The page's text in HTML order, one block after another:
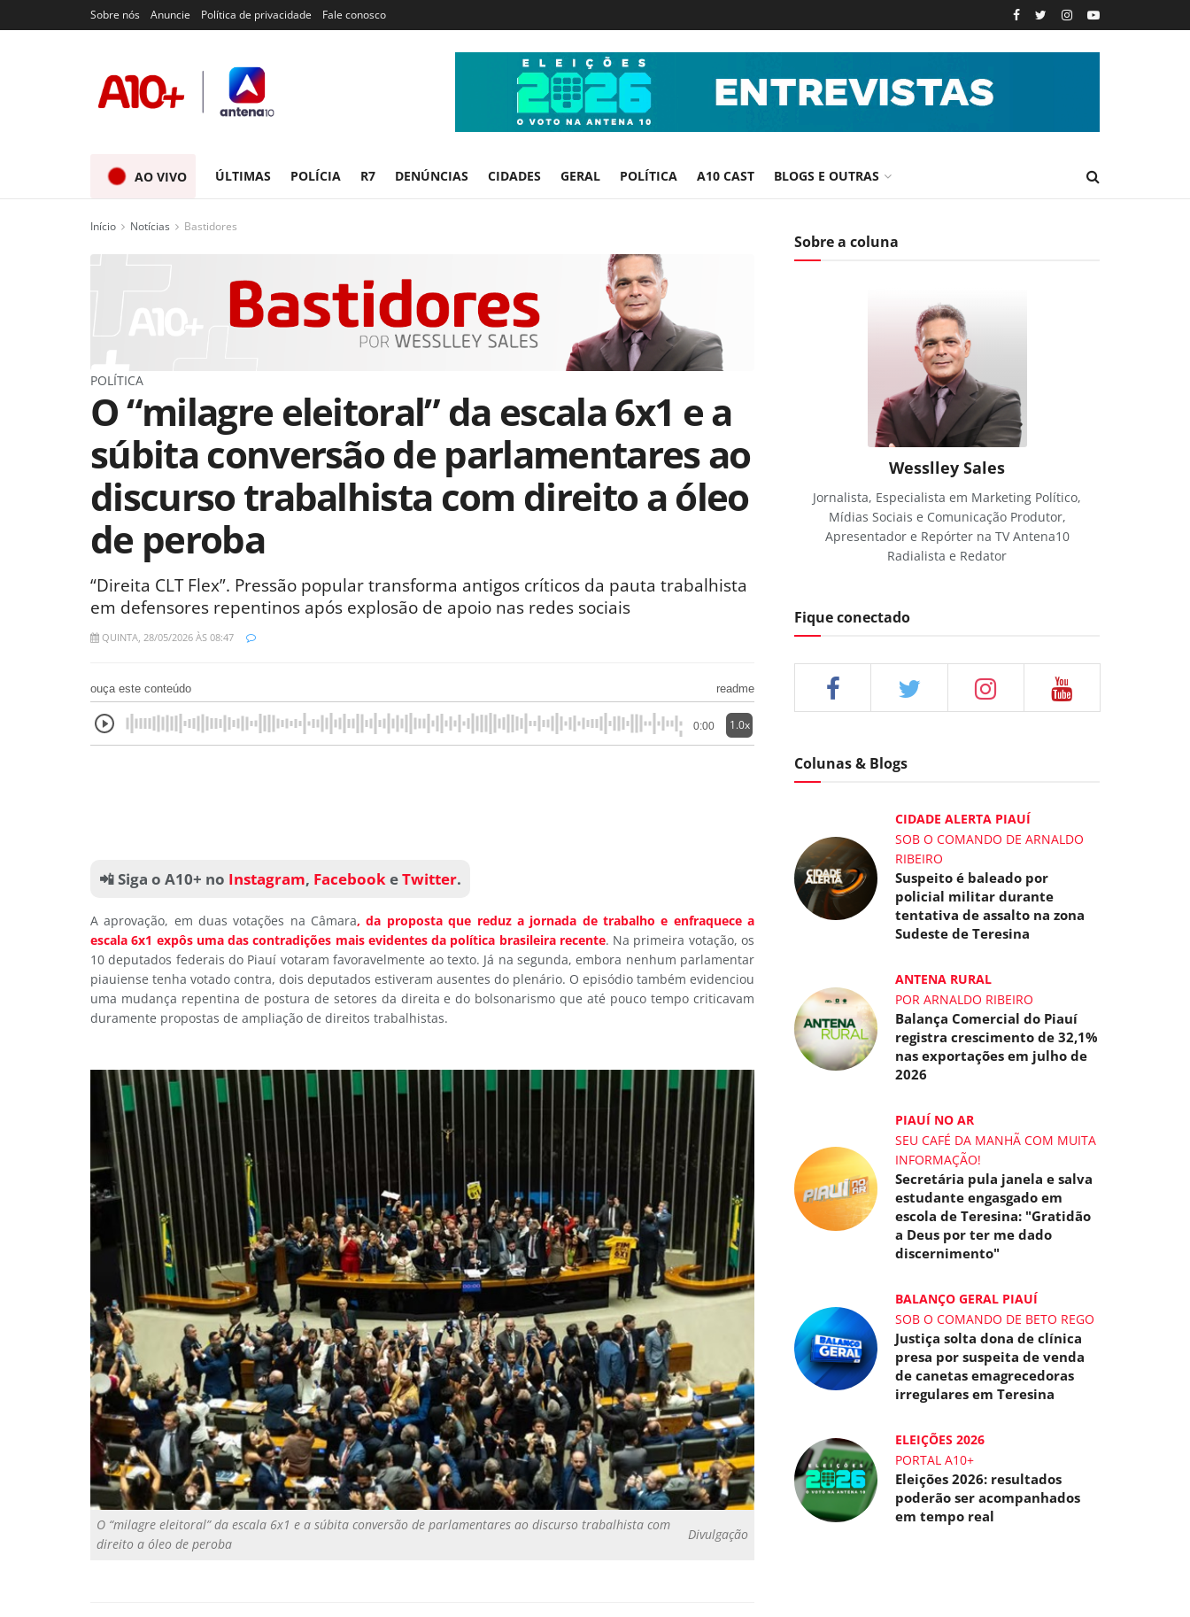
Sobre nós Anuncie Política de privacidade Fale conosco
AO VIVO ÚLTIMAS POLÍCIA R7 DENÚNCIAS CIDADES GERAL POLÍTICA A10 CAST BLOGS E OUTRAS
Início Notícias Bastidores
POLÍTICA
O “milagre eleitoral” da escala 6x1 e a
súbita conversão de parlamentares ao
discurso trabalhista com direito a óleo
de peroba
“Direita CLT Flex”. Pressão popular transforma antigos críticos da pauta trabalhista
em defensores repentinos após explosão de apoio nas redes sociais
QUINTA, 28/05/2026 ÀS 08:47
ouça este conteúdo readme
0:00 1.0x
📲 Siga o A10+ no Instagram, FacebookeTwitter.
A aprovação, em duas votações na Câmara, da proposta que reduz a jornada de trabalho e enfraquece a
escala 6x1 expôs uma das contradições mais evidentes da política brasileira recente. Na primeira votação, os
10 deputados federais do Piauí votaram favoravelmente ao texto. Já na segunda, embora nenhum parlamentar
piauiense tenha votado contra, dois deputados estiveram ausentes do plenário. O episódio também evidenciou
uma mudança repentina de postura de setores da direita e do bolsonarismo que até pouco tempo criticavam
duramente propostas de ampliação de direitos trabalhistas.
O “milagre eleitoral” da escala 6x1 e a súbita conversão de parlamentares ao discurso trabalhista com
direito a óleo de peroba
Divulgação
Sobre a coluna
Wesslley Sales
Jornalista, Especialista em Marketing Político,
Mídias Sociais e Comunicação Produtor,
Apresentador e Repórter na TV Antena10
Radialista e Redator
Fique conectado
Colunas & Blogs
CIDADE ALERTA PIAUÍ
SOB O COMANDO DE ARNALDO
RIBEIRO
Suspeito é baleado por
policial militar durante
tentativa de assalto na zona
Sudeste de Teresina
ANTENA RURAL
POR ARNALDO RIBEIRO
Balança Comercial do Piauí
registra crescimento de 32,1%
nas exportações em julho de
2026
PIAUÍ NO AR
SEU CAFÉ DA MANHÃ COM MUITA
INFORMAÇÃO!
Secretária pula janela e salva
estudante engasgado em
escola de Teresina: "Gratidão
a Deus por ter me dado
discernimento"
BALANÇO GERAL PIAUÍ
SOB O COMANDO DE BETO REGO
Justiça solta dona de clínica
presa por suspeita de venda
de canetas emagrecedoras
irregulares em Teresina
ELEIÇÕES 2026
PORTAL A10+
Eleições 2026: resultados
poderão ser acompanhados
em tempo real